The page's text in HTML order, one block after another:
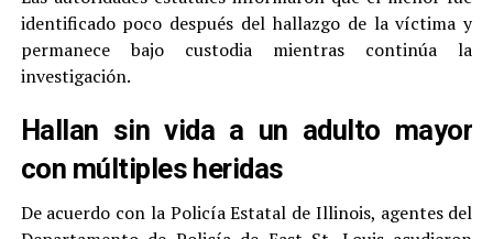
identificado poco después del hallazgo de la víctima y
permanece bajo custodia mientras continúa la
investigación.
Hallan sin vida a un adulto mayor
con múltiples heridas
De acuerdo con la Policía Estatal de Illinois, agentes del